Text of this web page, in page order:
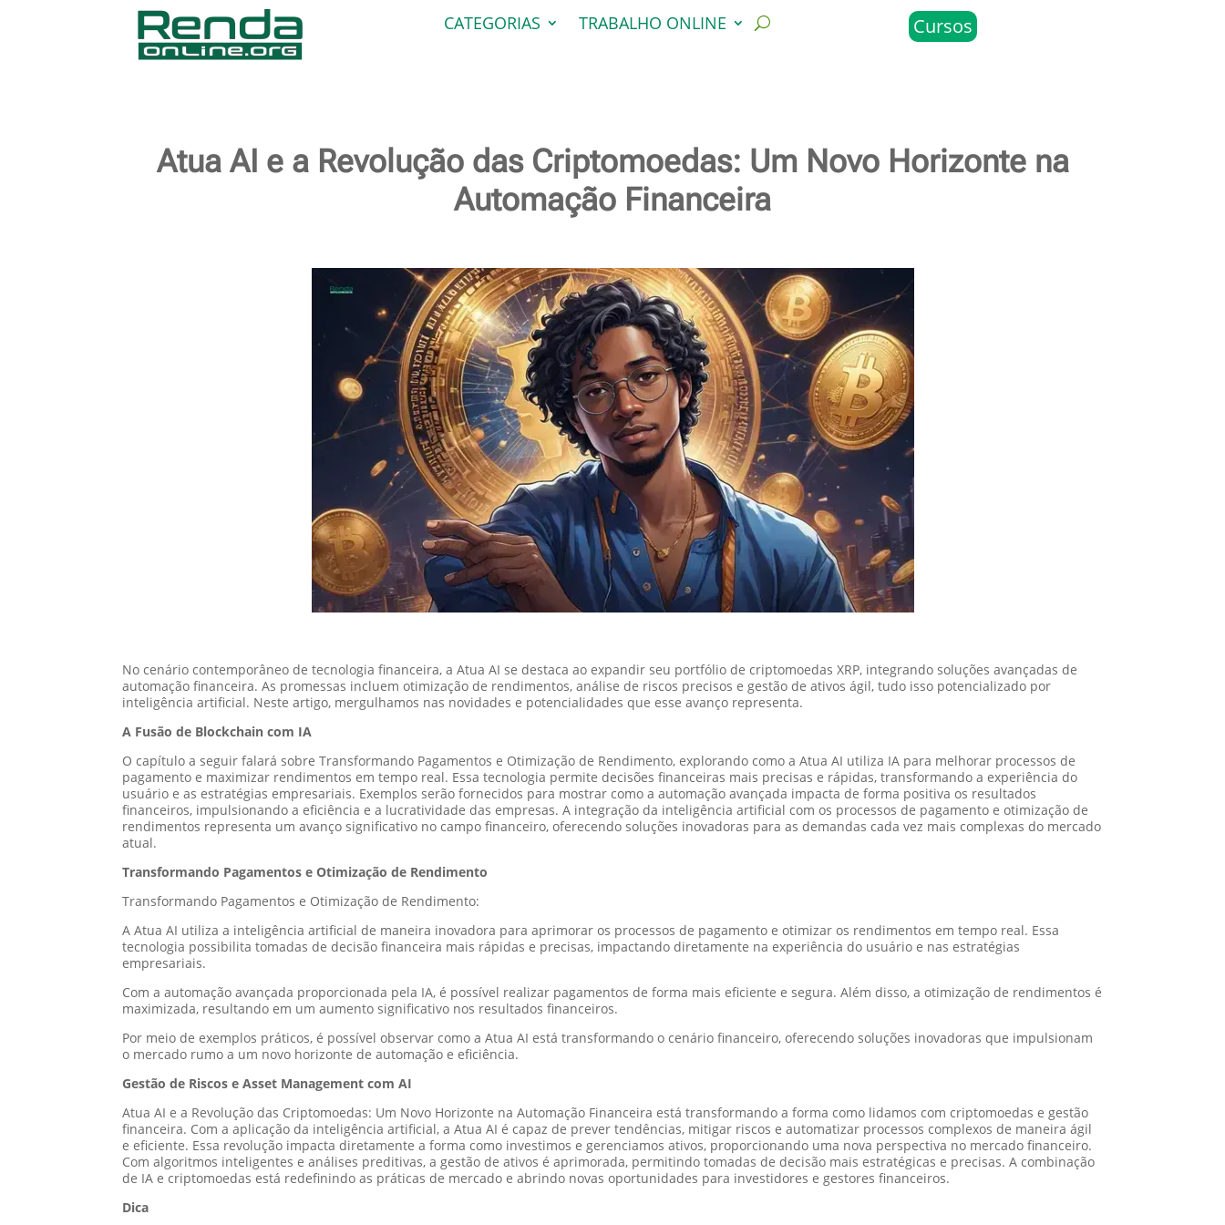
CATEGORIAS TRABALHO ONLINE Cursos
Atua AI e a Revolução das Criptomoedas: Um Novo Horizonte na
Automação Financeira
No cenário contemporâneo de tecnologia financeira, a Atua AI se destaca ao expandir seu portfólio de criptomoedas XRP, integrando soluções avançadas de
automação financeira. As promessas incluem otimização de rendimentos, análise de riscos precisos e gestão de ativos ágil, tudo isso potencializado por
inteligência artificial. Neste artigo, mergulhamos nas novidades e potencialidades que esse avanço representa.
A Fusão de Blockchain com IA
O capítulo a seguir falará sobre Transformando Pagamentos e Otimização de Rendimento, explorando como a Atua AI utiliza IA para melhorar processos de
pagamento e maximizar rendimentos em tempo real. Essa tecnologia permite decisões financeiras mais precisas e rápidas, transformando a experiência do
usuário e as estratégias empresariais. Exemplos serão fornecidos para mostrar como a automação avançada impacta de forma positiva os resultados
financeiros, impulsionando a eficiência e a lucratividade das empresas. A integração da inteligência artificial com os processos de pagamento e otimização de
rendimentos representa um avanço significativo no campo financeiro, oferecendo soluções inovadoras para as demandas cada vez mais complexas do mercado
atual.
Transformando Pagamentos e Otimização de Rendimento
Transformando Pagamentos e Otimização de Rendimento:
A Atua AI utiliza a inteligência artificial de maneira inovadora para aprimorar os processos de pagamento e otimizar os rendimentos em tempo real. Essa
tecnologia possibilita tomadas de decisão financeira mais rápidas e precisas, impactando diretamente na experiência do usuário e nas estratégias
empresariais.
Com a automação avançada proporcionada pela IA, é possível realizar pagamentos de forma mais eficiente e segura. Além disso, a otimização de rendimentos é
maximizada, resultando em um aumento significativo nos resultados financeiros.
Por meio de exemplos práticos, é possível observar como a Atua AI está transformando o cenário financeiro, oferecendo soluções inovadoras que impulsionam
o mercado rumo a um novo horizonte de automação e eficiência.
Gestão de Riscos e Asset Management com AI
Atua AI e a Revolução das Criptomoedas: Um Novo Horizonte na Automação Financeira está transformando a forma como lidamos com criptomoedas e gestão
financeira. Com a aplicação da inteligência artificial, a Atua AI é capaz de prever tendências, mitigar riscos e automatizar processos complexos de maneira ágil
e eficiente. Essa revolução impacta diretamente a forma como investimos e gerenciamos ativos, proporcionando uma nova perspectiva no mercado financeiro.
Com algoritmos inteligentes e análises preditivas, a gestão de ativos é aprimorada, permitindo tomadas de decisão mais estratégicas e precisas. A combinação
de IA e criptomoedas está redefinindo as práticas de mercado e abrindo novas oportunidades para investidores e gestores financeiros.
Dica